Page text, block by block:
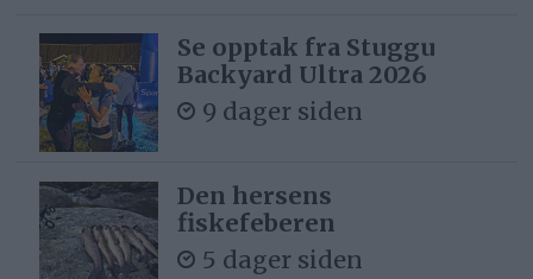
Se opptak fra Stuggu
Backyard Ultra 2026
9 dager siden
Den hersens
fiskefeberen
5 dager siden